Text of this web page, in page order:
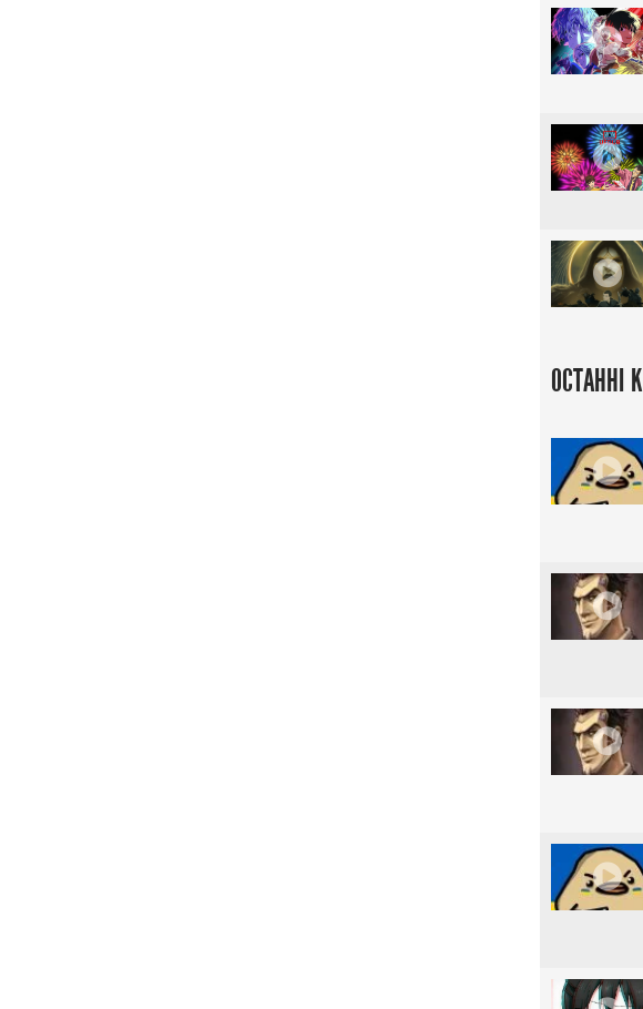
ОСТАННІ